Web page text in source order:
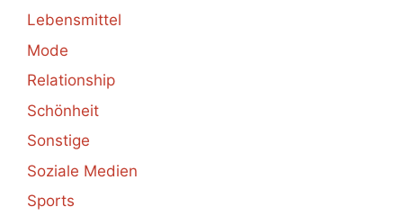
Lebensmittel
Mode
Relationship
Schönheit
Sonstige
Soziale Medien
Sports